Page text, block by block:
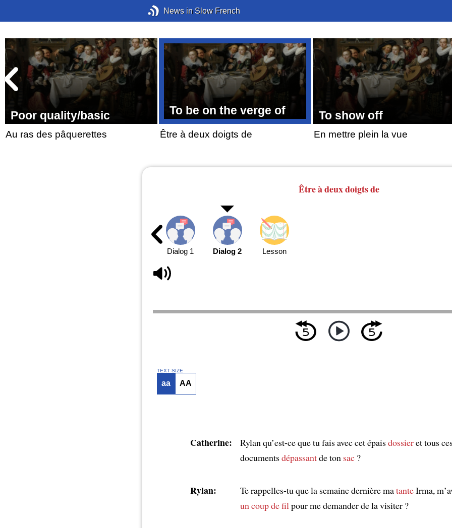
News in Slow French
Poor quality/basic
Au ras des pâquerettes
To be on the verge of
Être à deux doigts de
To show off
En mettre plein la vue
Êtreà deux doigts de
Dialog 1 Dialog 2 Lesson
TEXT SIZE
aa AA
Catherine: Rylan qu’est-ce que tu fais avec cet épaisdossieret tous
documentsdépassantde ton sac?
Rylan: Te rappelles-tu que la semaine dernière matanteIrma,
un coup de fil pour me demander de la visiter ?